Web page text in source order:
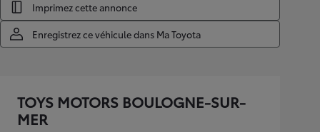
Imprimez cette annonce
Enregistrez ce véhicule dans Ma Toyota
TOYS MOTORS BOULOGNE-SUR-
MER